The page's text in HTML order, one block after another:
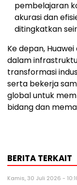
pembelajaran
akurasi dan
ditingkatkan
Ke depan,
dalam
transformasi
serta bekerja
global untuk
bidang dan
BERITA TERKAIT
Kamis, 30 Juli 2026 -